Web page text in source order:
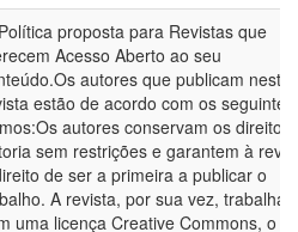
proposta para Revistas que
Acesso Aberto ao seu
autores que publicam nesta
estão de acordo com os seguintes
autores conservam os direitos
sem restrições e garantem à
de ser a primeira a publicar o
A revista, por sua vez, trabalha
uma licença Creative Commons, o